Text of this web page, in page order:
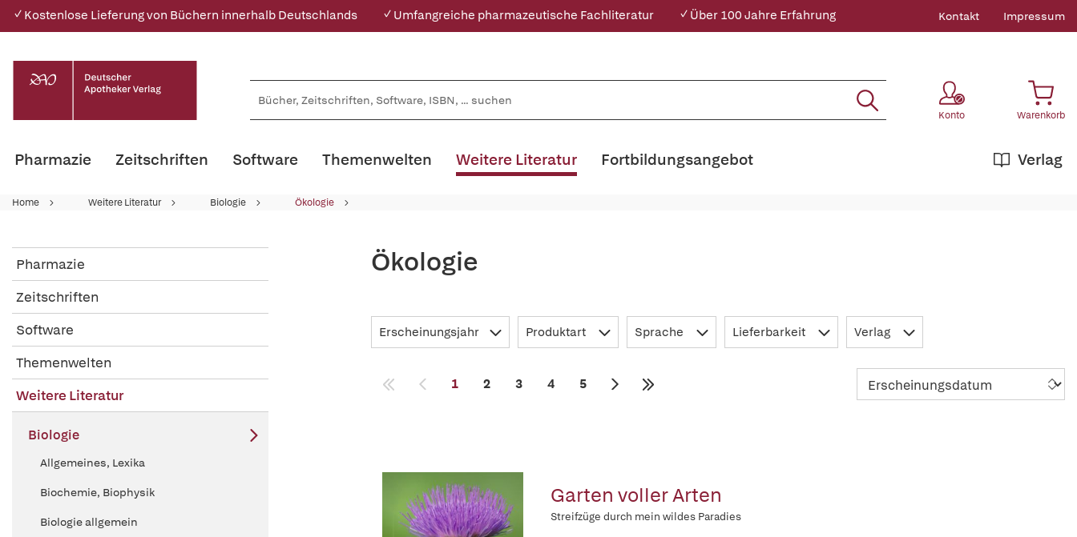
✓ Kostenlose Lieferung von Büchern innerhalb Deutschlands ✓ Umfangreiche pharmazeutische Fachliteratur ✓ Über 100 Jahre Erfahrung Kontakt Impressum
Konto Warenkorb
Pharmazie Zeitschriften Software Themenwelten Weitere Literatur Verlag
Fortbildungsangebot
Home Weitere Literatur Biologie Ökologie
Pharmazie
Zeitschriften
Software
Themenwelten
Weitere Literatur
Biologie
Allgemeines, Lexika
Biochemie, Biophysik
Biologie allgemein
Ökologie
Erscheinungsjahr Produktart Sprache Lieferbarkeit Verlag
1 2 3 4 5
Garten voller Arten
Streifzüge durch mein wildes Paradies